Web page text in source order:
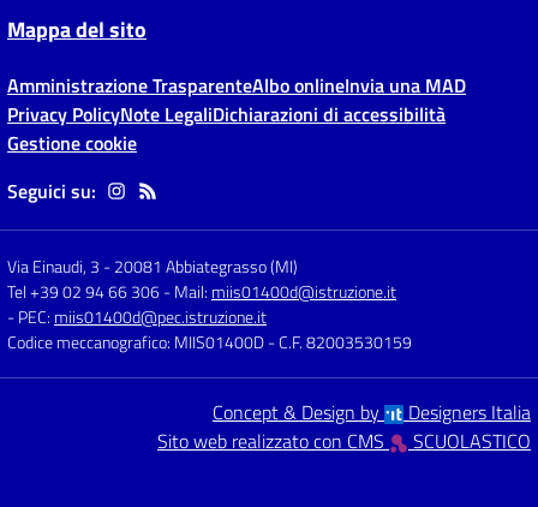
Mappa del sito
Amministrazione TrasparenteAlbo onlineInvia una MAD
Privacy PolicyNote LegaliDichiarazioni di accessibilità
Gestione cookie
Seguici su:
Via Einaudi, 3 -20081 Abbiategrasso (MI)
Tel +39 02 94 66 306- Mail: miis01400d@istruzione.it
- PEC: miis01400d@pec.istruzione.it
Codice meccanografico: MIIS01400D- C.F. 82003530159
Concept & Design by
Designers Italia
Sito web realizzato con CMS
SCUOLASTICO